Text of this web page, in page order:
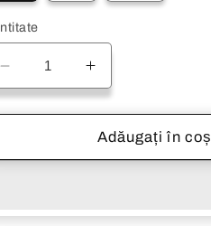
Reduceți
cantitatea
pentru
neagra
Creșteți
cantitatea
pentru
Rochie
neagra
Adăugați în coș